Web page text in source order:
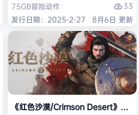
75GB冒险动作
33
发行日期：2025-2-27
8月6日 更新
《红色沙漠/Crimson Desert》免安